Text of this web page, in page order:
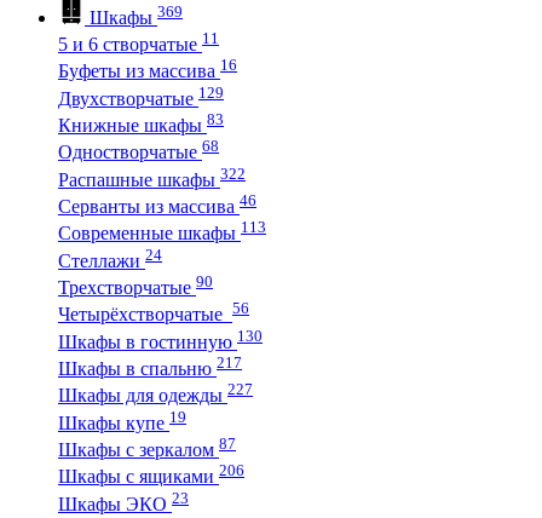
Шкафы 369
5 и 6 створчатые 11
Буфеты из массива 16
Двухстворчатые 129
Книжные шкафы 83
Одностворчатые 68
Распашные шкафы 322
Серванты из массива 46
Современные шкафы 113
Стеллажи 24
Трехстворчатые 90
Четырёхстворчатые 56
Шкафы в гостинную 130
Шкафы в спальню 217
Шкафы для одежды 227
Шкафы купе 19
Шкафы с зеркалом 87
Шкафы с ящиками 206
Шкафы ЭКО 23